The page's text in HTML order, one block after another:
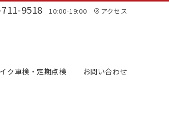
9518 10:00-19:00 アクセス
ク車検・定期点検 お問い合わせ